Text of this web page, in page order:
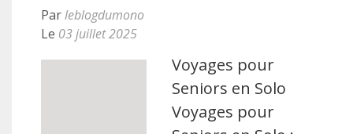
Parleblogdumono
Le 03 juillet 2025
Voyages pour
Seniors en Solo
Voyages pour